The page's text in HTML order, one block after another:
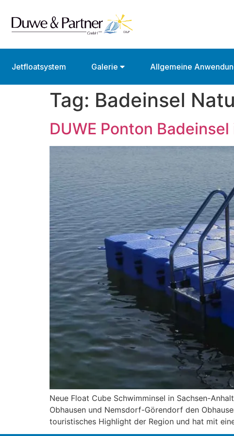
Jetfloatsystem Galerie Allgemeine
Tag: Badeinsel
DUWE Ponton
Neue Float Cube Schwimminsel in Sachsen-
Obhausen und Nemsdorf-Görendorf den
touristisches Highlight der Region und hat mit